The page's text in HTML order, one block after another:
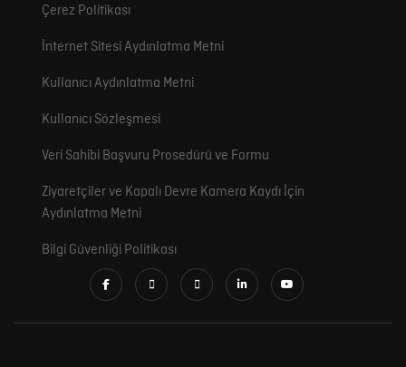
Çerez Politikası
İnternet Sitesi Aydınlatma Metni
Kullanıcı Aydınlatma Metni
Kullanıcı Sözleşmesi
Veri Sahibi Başvuru Prosedürü ve Formu
Ziyaretçiler ve Kapalı Devre Kamera Kaydı İçin
Aydınlatma Metni
Bilgi Güvenliği Politikası